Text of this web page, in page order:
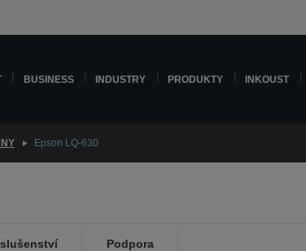
BUSINESS INDUSTRY PRODUKTY INKOUST
Epson LQ-630
Podpora